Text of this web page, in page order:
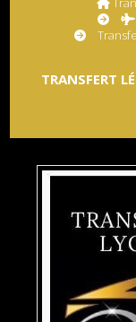
TRANSFERT